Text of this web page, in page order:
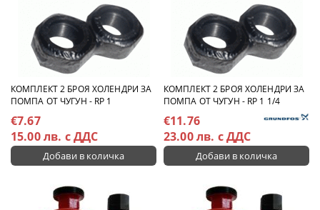
КОМПЛЕКТ 2 БРОЯ ХОЛЕНДРИ ЗА
ПОМПА ОТ ЧУГУН - RP 1
€7.67
15.00 лв. с ДДС
КОМПЛЕКТ 2 БРОЯ ХОЛЕНДРИ ЗА
ПОМПА ОТ ЧУГУН - RP 1 1/4
€11.76
23.00 лв. с ДДС